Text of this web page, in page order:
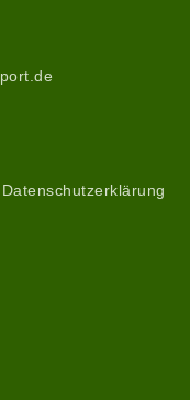
Datenschutzerklärung